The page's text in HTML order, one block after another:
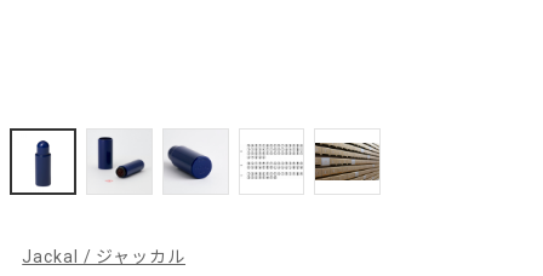
Jackal / ジャッカル